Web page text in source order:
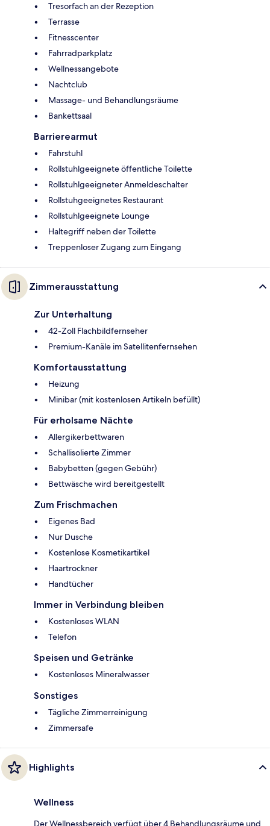
Tresorfach an der Rezeption
Terrasse
Fitnesscenter
Fahrradparkplatz
Wellnessangebote
Nachtclub
Massage- und Behandlungsräume
Bankettsaal
Barrierearmut
Fahrstuhl
Rollstuhlgeeignete öffentliche Toilette
Rollstuhlgeeigneter Anmeldeschalter
Rollstuhgeeignetes Restaurant
Rollstuhlgeeignete Lounge
Haltegriff neben der Toilette
Treppenloser Zugang zum Eingang
Zimmerausstattung
Zur Unterhaltung
42-Zoll Flachbildfernseher
Premium-Kanäle im Satellitenfernsehen
Komfortausstattung
Heizung
Minibar (mit kostenlosen Artikeln befüllt)
Für erholsame Nächte
Allergikerbettwaren
Schallisolierte Zimmer
Babybetten (gegen Gebühr)
Bettwäsche wird bereitgestellt
Zum Frischmachen
Eigenes Bad
Nur Dusche
Kostenlose Kosmetikartikel
Haartrockner
Handtücher
Immer in Verbindung bleiben
Kostenloses WLAN
Telefon
Speisen und Getränke
Kostenloses Mineralwasser
Sonstiges
Tägliche Zimmerreinigung
Zimmersafe
Highlights
Wellness
Der Wellnessbereich verfügt über 4 Behandlungsräume und